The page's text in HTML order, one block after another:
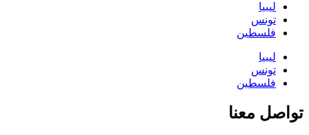
ليبيا
تونس
فلسطين
ليبيا
تونس
فلسطين
تواصل معنا